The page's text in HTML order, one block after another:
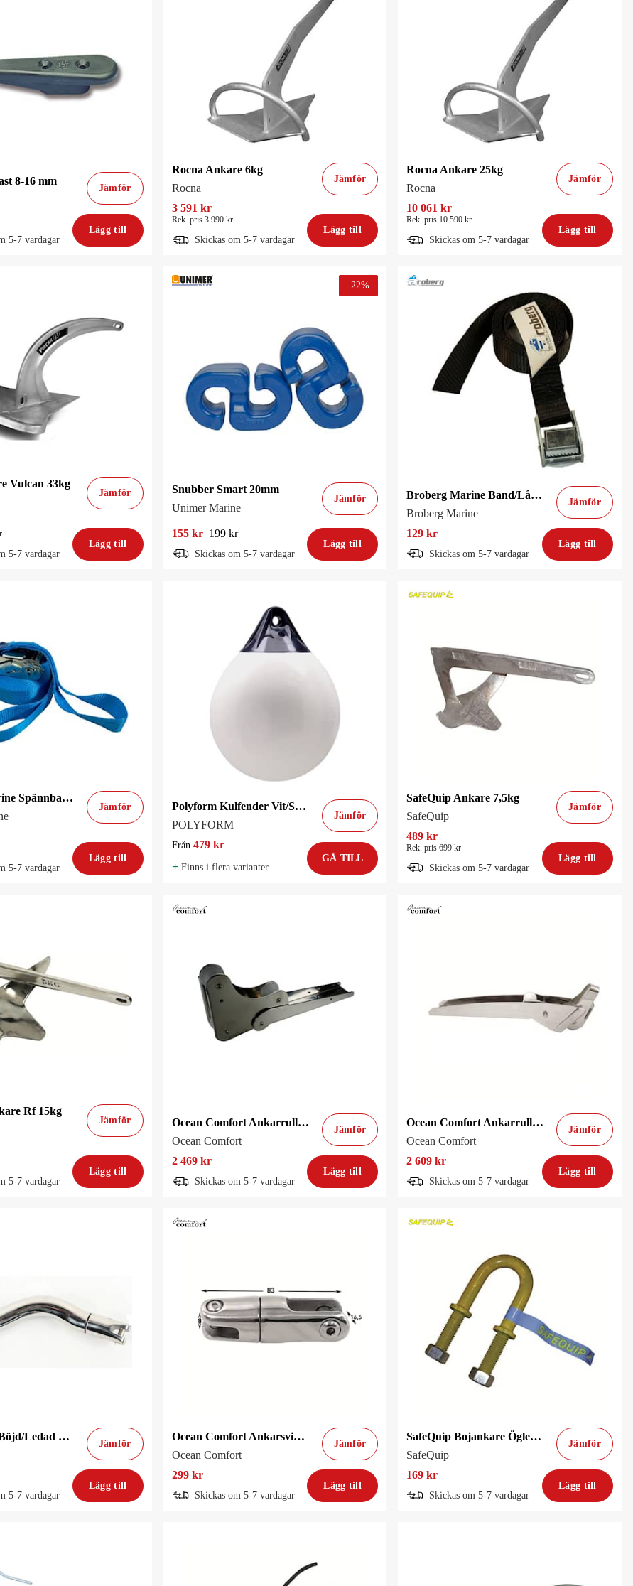
8-16 mm
Jämför
5-7 vardagar
Lägg till
Rocna Ankare 6kg
Rocna
Jämför
3 591 kr
Rek. pris 3 990 kr
Skickas om 5-7 vardagar
Lägg till
Rocna Ankare 25kg
Rocna
Jämför
10 061 kr
Rek. pris 10 590 kr
Skickas om 5-7 vardagar
Lägg till
Vulcan 33kg
Jämför
5-7 vardagar
Lägg till
-22%
Snubber Smart 20mm
Unimer Marine
Jämför
155 kr 199 kr
Skickas om 5-7 vardagar
Lägg till
Broberg Marine Band/Lås 25mm X 3,0M Svart 2St
Broberg Marine
Jämför
129 kr
Skickas om 5-7 vardagar
Lägg till
Broberg Marine Spännband 5000kg 0,5+9,5M Ögla
Jämför
5-7 vardagar
Lägg till
Polyform Kulfender Vit/Svart - flera storlekar!
POLYFORM
Jämför
Från 479 kr
+ Finns i flera varianter
GÅ TILL
SafeQuip Ankare 7,5kg
SafeQuip
Jämför
489 kr
Rek. pris 699 kr
Skickas om 5-7 vardagar
Lägg till
Rf 15kg
Jämför
5-7 vardagar
Lägg till
Ocean Comfort Ankarrulle Ledad Oc 5-10kg
Ocean Comfort
Jämför
2 469 kr
Skickas om 5-7 vardagar
Lägg till
Ocean Comfort Ankarrulle Oc 10-15kg Vinklad
Ocean Comfort
Jämför
2 609 kr
Skickas om 5-7 vardagar
Lägg till
Ankarsvivel Böjd/Ledad 6-8mm
Jämför
5-7 vardagar
Lägg till
Ocean Comfort Ankarsvivel Oc 6/7mm 5-15kg
Ocean Comfort
Jämför
299 kr
Skickas om 5-7 vardagar
Lägg till
SafeQuip Bojankare Öglebult Nr:1
SafeQuip
Jämför
169 kr
Skickas om 5-7 vardagar
Lägg till